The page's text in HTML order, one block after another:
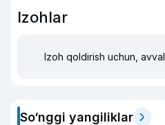
Izohlar
Izoh qoldirish uchun, avval
So‘nggi yangiliklar